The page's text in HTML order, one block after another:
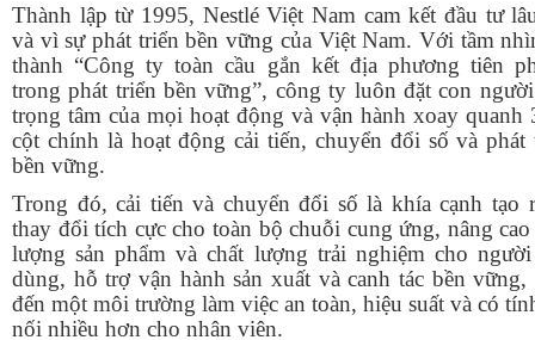
Thành lập từ 1995, Nestlé Việt Nam cam kết đầu tư
và vì sự phát triển bền vững của Việt Nam. Với tầm
thành “Công ty toàn cầu gắn kết địa phương tiên
trong phát triển bền vững”, công ty luôn đặt con
trọng tâm của mọi hoạt động và vận hành xoay quanh
cột chính là hoạt động cải tiến, chuyển đổi số và phát
bền vững.
Trong đó, cải tiến và chuyển đổi số là khía cạnh tạo
thay đổi tích cực cho toàn bộ chuỗi cung ứng, nâng cao
lượng sản phẩm và chất lượng trải nghiệm cho
dùng, hỗ trợ vận hành sản xuất và canh tác bền vững,
đến một môi trường làm việc an toàn, hiệu suất và có
nối nhiều hơn cho nhân viên.